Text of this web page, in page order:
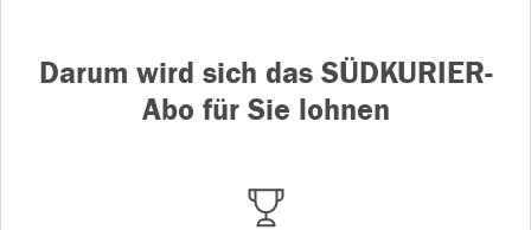
Darum wird sich das SÜDKURIER-
Abo für Sie lohnen